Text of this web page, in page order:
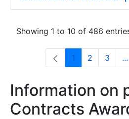
Showing 1 to 10 of 486
Page
1 Page
2 Page
3 ...
Information on
Contracts